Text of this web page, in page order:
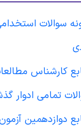
سوالات
کارشناس
تمامی ادوار
دوازدهمین